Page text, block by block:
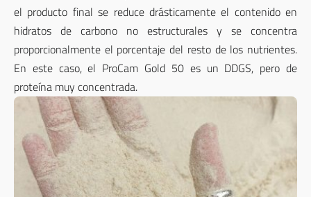
el producto final se reduce drásticamente el contenido en
hidratos de carbono no estructurales y se concentra
proporcionalmente el porcentaje del resto de los nutrientes.
En este caso, el ProCam Gold 50 es un DDGS, pero de
proteína muy concentrada.